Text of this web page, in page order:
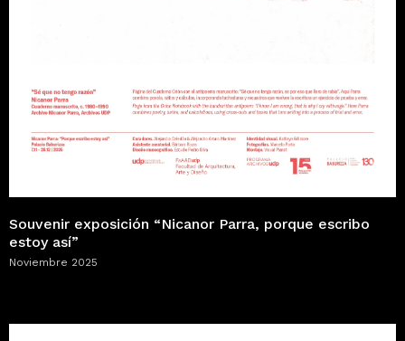
Souvenir exposición “Nicanor Parra, porque escribo
estoy así”
Noviembre 2025